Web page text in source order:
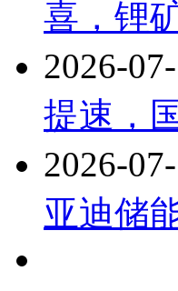
喜，锂
2026-
提速，
2026-
亚迪储